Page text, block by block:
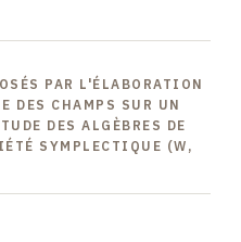
PAR L'ÉLABORATION
DES CHAMPS SUR UN
DES ALGÈBRES DE
SYMPLECTIQUE (W,